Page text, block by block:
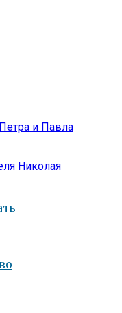
и Павла
Николая